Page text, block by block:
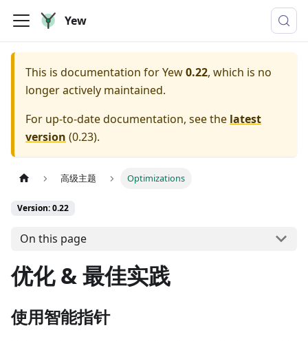
Yew
This is documentation forYew0.22, which is no
longer actively maintained.
For up-to-date documentation, see the latest
version (0.23).
高级主题 Optimizations
Version: 0.22
On this page
优化 & 最佳实践
使用智能指针